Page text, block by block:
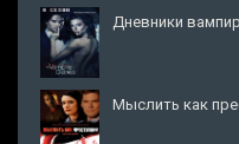
Дневники
Мыслить как